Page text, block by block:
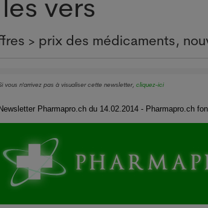
vers
> prix des médicaments,
vous n'arrivez pas à visualiser cette newsletter, cliquez-ici
Newsletter Pharmapro.ch du 14.02.2014 - Pharmapro.ch